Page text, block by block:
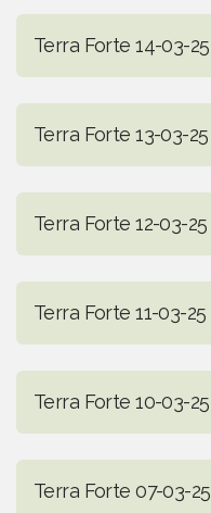
Terra Forte 14-03-25
Terra Forte 13-03-25
Terra Forte 12-03-25
Terra Forte 11-03-25
Terra Forte 10-03-25
Terra Forte 07-03-25